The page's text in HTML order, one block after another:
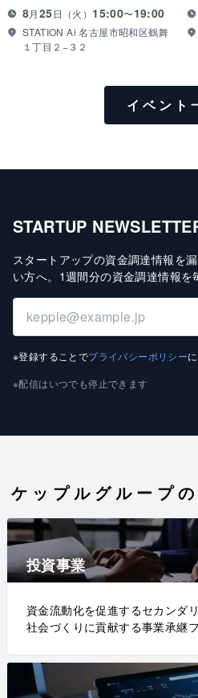
8月25日（火 ） 15:00〜19:00
STATION Ai 名古屋市昭和区鶴舞
１丁目２−３２
イベント
STARTUP
スタートアップの資金調達情報を
い方へ。 1週間分の資金調達情報を
※登録することでプライバシーポリシー
※配信はいつでも停止できます
ケップルグループ
投資事業
資金流動化を促進するセカンダ
社会づくりに貢献する事業承継